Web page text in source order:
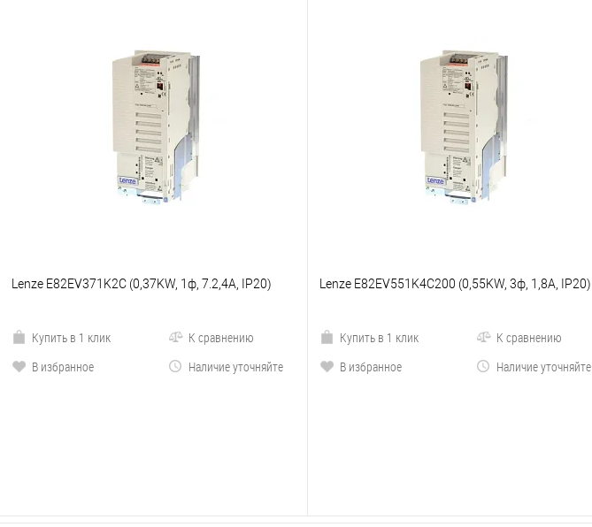
Lenze E82EV371K2C (0,37KW, 1ф, 7.2,4A, IP20)
Купить в 1 клик
К сравнению
В избранное
Наличие уточняйте
Lenze E82EV551K4C200 (0,55KW, 3ф, 1,8A, IP20)
Купить в 1 клик
К сравнению
В избранное
Наличие уточняйте